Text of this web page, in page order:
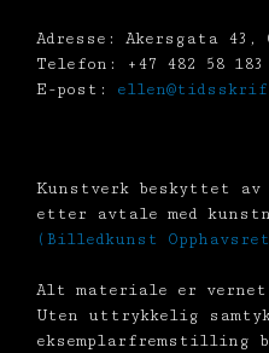
Adresse: Akersgata 43,
Telefon: +47 482 58 183
E-post:
Kunstverk beskyttet
etter avtale med
(Billedkunst
Alt materiale er vernet
Uten uttrykkelig